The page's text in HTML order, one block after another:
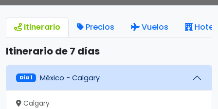
Itinerario Precios Vuelos
Itinerario de 7 días
Día 1 México - Calgary
Calgary